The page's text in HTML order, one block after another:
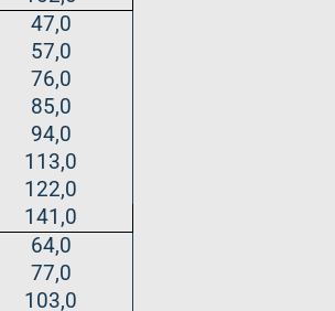
47,0
57,0
76,0
85,0
94,0
113,0
122,0
141,0
64,0
77,0
103,0